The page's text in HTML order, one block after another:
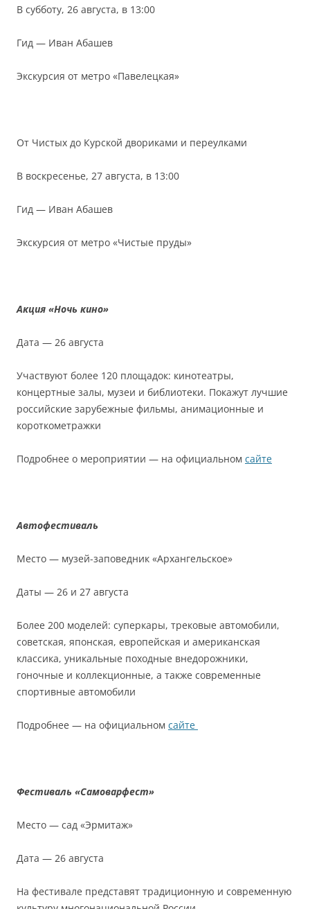
В субботу, 26 августа, в 13:00
Гид — Иван Абашев
Экскурсия от метро «Павелецкая»
От Чистых до Курской двориками и переулками
В воскресенье, 27 августа, в 13:00
Гид — Иван Абашев
Экскурсия от метро «Чистые пруды»
Акция «Ночь кино»
Дата — 26 августа
Участвуют более 120 площадок: кинотеатры,
концертные залы, музеи и библиотеки. Покажут лучшие
российские зарубежные фильмы, анимационные и
короткометражки
Подробнее о мероприятии — на официальном сайте
Автофестиваль
Место — музей-заповедник «Архангельское»
Даты — 26 и 27 августа
Более 200 моделей: суперкары, трековые автомобили,
советская, японская, европейская и американская
классика, уникальные походные внедорожники,
гоночные и коллекционные, а также современные
спортивные автомобили
Подробнее — на официальном сайте
Фестиваль «Самоварфест»
Место — сад «Эрмитаж»
Дата — 26 августа
На фестивале представят традиционную и современную